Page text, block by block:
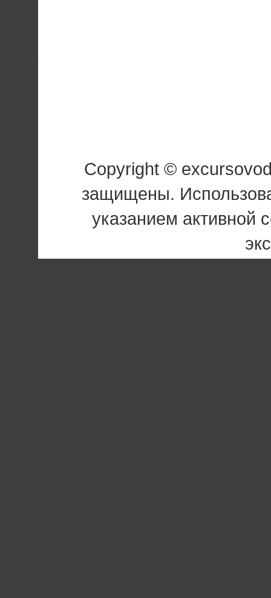
Copyright ©
защищены.
указанием активной